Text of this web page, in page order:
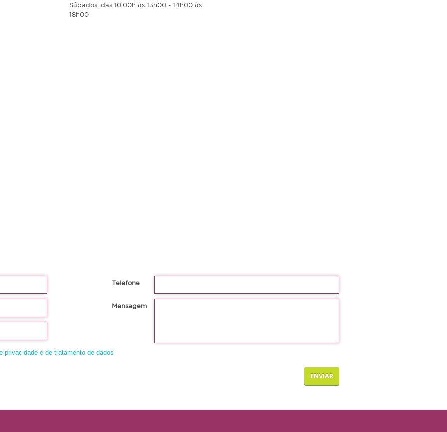
Sábados: das 10:00h às 13h00 - 14h00 às
18h00
Telefone
Mensagem
privacidade e de tratamento de dados
ENVIAR